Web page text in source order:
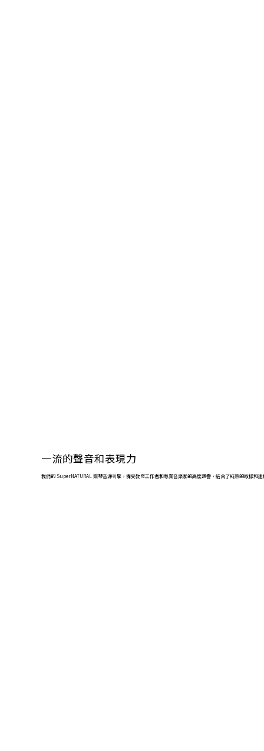
一流的聲音和表現力
我們的 SuperNATURAL 鋼琴音源引擎，備受教育工作者和專業音樂家的高度讚譽，結合了純熟的取樣和